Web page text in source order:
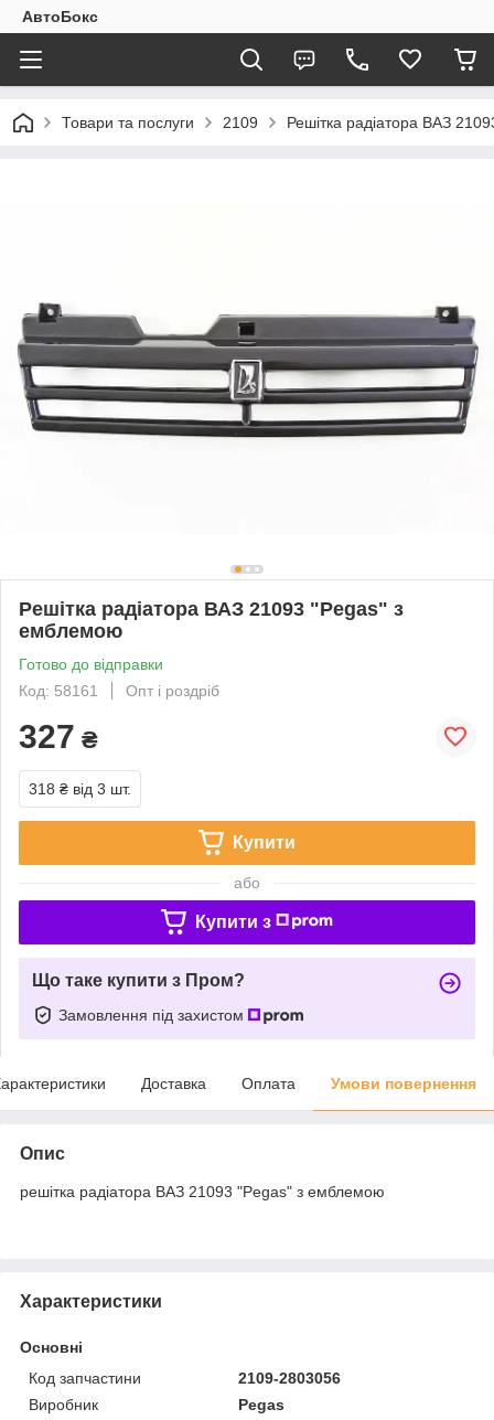
АвтоБокс
Товари та послуги 2109 Решітка радіатора ВАЗ
Решітка радіатора ВАЗ 21093 "Pegas" з
емблемою
Готово до відправки
Код: 58161
Опт і роздріб
327 ₴
318 ₴ від 3 шт.
Купити
або
Купити з
Що таке купити з Пром?
Замовлення під захистом
Доставка Оплата Умови повернення
Опис
решітка радіатора ВАЗ 21093 "Pegas" з емблемою
Характеристики
Основні
Код запчастини
2109-2803056
Виробник
Pegas